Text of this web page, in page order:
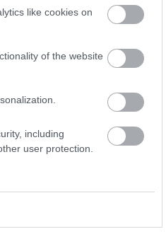
like cookies on
of the website
including
user protection.